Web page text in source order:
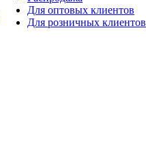
Для оптовых клиентов
Для розничных клиентов